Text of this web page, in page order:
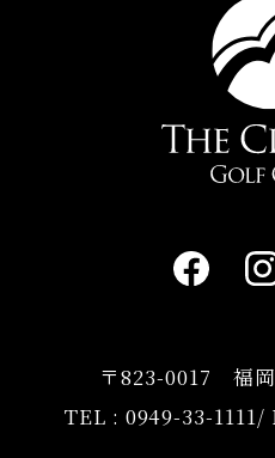
〒823-0017 福
TEL : 0949-33-1111/